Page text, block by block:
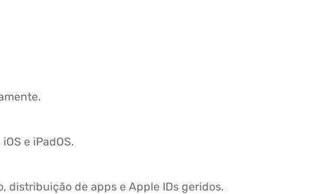
e iPadOS.
distribuição de apps e Apple IDs geridos.